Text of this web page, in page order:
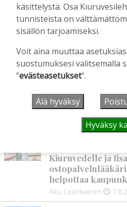
yleisurheilun SM-
Tilaajille
Aku Laatikainen
UUSIMMAT
MIELIPIDE 7.8. 12:26
Terveisiä
Vilho Ruotsalainen
Kiuruvedelle ja
helpottaa
Aku Laatikainen
käsittelystä. Osa
tunnisteista on
sisällön tarjoamiseksi.
Voit aina muuttaa
suostumuksesi valitsemalla
”evästeasetukset”.
Älä hyväksy
Hyväksy